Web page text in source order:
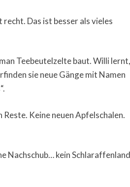
Das ist besser als vieles
Teebeutelzelte baut. Willi lernt,
sie neue Gänge mit Namen
Keine neuen Apfelschalen.
Nachschub… kein Schlaraffenland